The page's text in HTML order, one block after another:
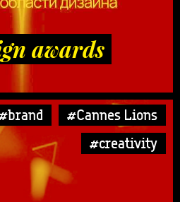
awards
#Cannes Lions
#creativity